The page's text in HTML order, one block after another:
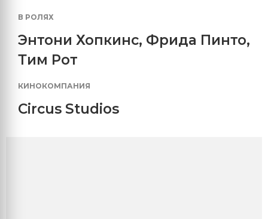
В РОЛЯХ
Энтони Хопкинс, Фрида Пинто,
Тим Рот
КИНОКОМПАНИЯ
Circus Studios